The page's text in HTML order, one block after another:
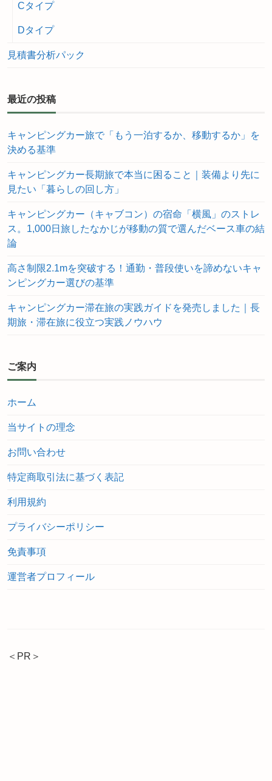
Cタイプ
Dタイプ
見積書分析パック
最近の投稿
キャンピングカー旅で「もう一泊するか、移動するか」を
決める基準
キャンピングカー長期旅で本当に困ること｜装備より先に
見たい「暮らしの回し方」
キャンピングカー（キャブコン）の宿命「横風」のストレ
ス。1,000日旅したなかじが移動の質で選んだベース車の結
論
高さ制限2.1mを突破する！通勤・普段使いを諦めないキャ
ンピングカー選びの基準
キャンピングカー滞在旅の実践ガイドを発売しました｜長
期旅・滞在旅に役立つ実践ノウハウ
ご案内
ホーム
当サイトの理念
お問い合わせ
特定商取引法に基づく表記
利用規約
プライバシーポリシー
免責事項
運営者プロフィール
＜PR＞